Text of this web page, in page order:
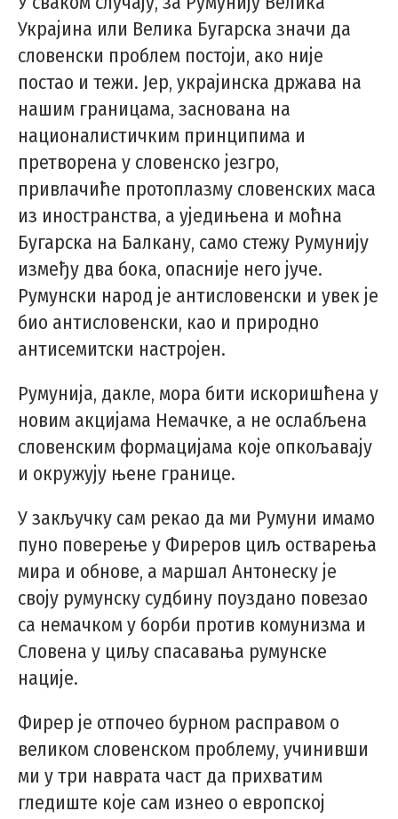
Украјина или Велика Бугарска значи да
словенски проблем постоји, ако није
постао и тежи. Јер, украјинска држава на
нашим границама, заснована на
националистичким принципима и
претворена у словенско језгро,
привлачиће протоплазму словенских маса
из иностранства, а уједињена и моћна
Бугарска на Балкану, само стежу Румунију
између два бока, опасније него јуче.
Румунски народ је антисловенски и увек је
био антисловенски, као и природно
антисемитски настројен.
Румунија, дакле, мора бити искоришћена у
новим акцијама Немачке, а не ослабљена
словенским формацијама које опкољавају
и окружују њене границе.
У закључку сам рекао да ми Румуни имамо
пуно поверење у Фиреров циљ остварења
мира и обнове, а маршал Антонеску је
своју румунску судбину поуздано повезао
са немачком у борби против комунизма и
Словена у циљу спасавања румунске
нације.
Фирер је отпочео бурном расправом о
великом словенском проблему, учинивши
ми у три наврата част да прихватим
гледиште које сам изнео о европској